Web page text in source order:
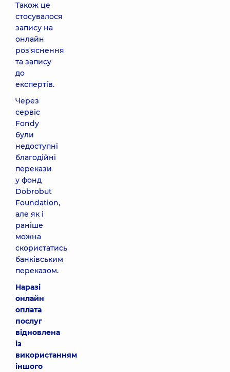
Також це
стосувалося
запису на
онлайн
роз'яснення
та запису
до
експертів.
Через
сервіс
Fondy
були
недоступні
благодійні
перекази
у фонд
Dobrobut
Foundation,
але як і
раніше
можна
скористатись
банківським
переказом.
Наразі
онлайн
оплата
послуг
відновлена
із
використанням
іншого